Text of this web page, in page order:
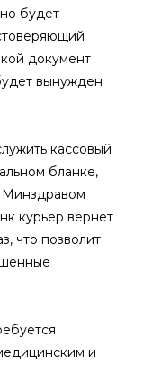
будет
документ
вынужден
кассовый
бланке,
Минздравом
курьер вернет
что позволит
и